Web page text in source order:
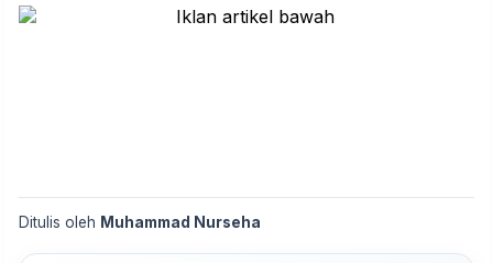
Ditulis oleh Muhammad Nurseha